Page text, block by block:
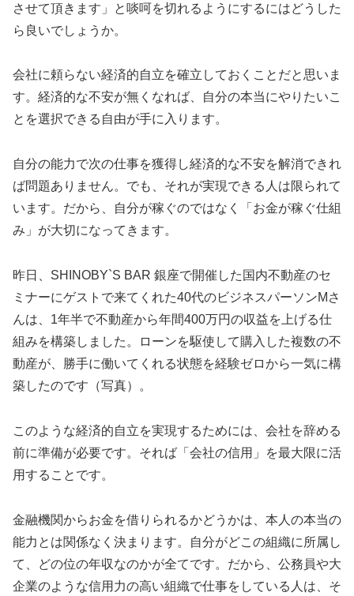
させて頂きます」と啖呵を切れるようにするにはどうした
ら良いでしょうか。
会社に頼らない経済的自立を確立しておくことだと思いま
す。経済的な不安が無くなれば、自分の本当にやりたいこ
とを選択できる自由が手に入ります。
自分の能力で次の仕事を獲得し経済的な不安を解消できれ
ば問題ありません。でも、それが実現できる人は限られて
います。だから、自分が稼ぐのではなく「お金が稼ぐ仕組
み」が大切になってきます。
昨日、SHINOBY`S BAR 銀座で開催した国内不動産のセ
ミナーにゲストで来てくれた40代のビジネスパーソンMさ
んは、1年半で不動産から年間400万円の収益を上げる仕
組みを構築しました。ローンを駆使して購入した複数の不
動産が、勝手に働いてくれる状態を経験ゼロから一気に構
築したのです（写真）。
このような経済的自立を実現するためには、会社を辞める
前に準備が必要です。それば「会社の信用」を最大限に活
用することです。
金融機関からお金を借りられるかどうかは、本人の本当の
能力とは関係なく決まります。自分がどこの組織に所属し
て、どの位の年収なのかが全てです。だから、公務員や大
企業のような信用力の高い組織で仕事をしている人は、そ